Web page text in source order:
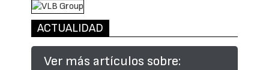
ACTUALIDAD
Ver más artículos sobre: